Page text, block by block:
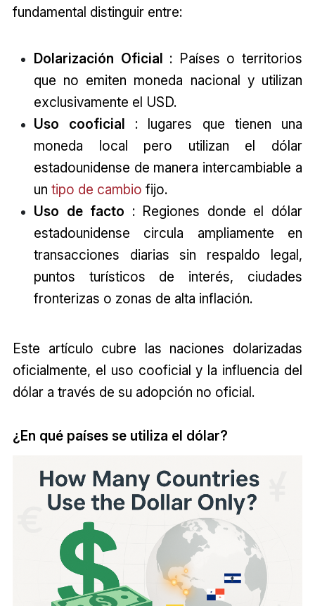
fundamental distinguir entre:
Dolarización Oficial : Países o territorios
que no emiten moneda nacional y utilizan
exclusivamente el USD.
Uso cooficial : lugares que tienen una
moneda local pero utilizan el dólar
estadounidense de manera intercambiable a
un tipo de cambio fijo.
Uso de facto : Regiones donde el dólar
estadounidense circula ampliamente en
transacciones diarias sin respaldo legal,
puntos turísticos de interés, ciudades
fronterizas o zonas de alta inflación.
Este artículo cubre las naciones dolarizadas
oficialmente, el uso cooficial y la influencia del
dólar a través de su adopción no oficial.
¿En qué países se utiliza el dólar?